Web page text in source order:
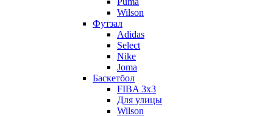
Wilson
Футзал
Adidas
Select
Nike
Joma
Баскетбол
FIBA 3x3
Для улицы
Wilson